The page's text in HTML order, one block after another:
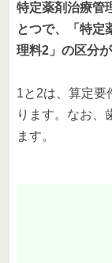
特定薬剤治療管
とつで、「特定
理料2」の区分が
1と2は、算定要
ります。なお、
ます。